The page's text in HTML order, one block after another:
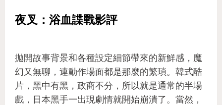
夜叉：浴血諜戰影評
拋開故事背景和各種設定細節帶來的新鮮感，魔
幻又無聊，連動作場面都是那麼的繁瑣。韓式酷
片，黑中有黑，政商不分，所以就是通常的半場
戲，日本黑手一出現劇情就開始崩潰了。當然，